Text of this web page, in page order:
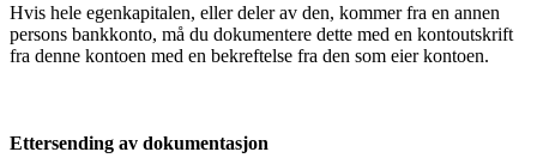
Hvis hele egenkapitalen, eller deler av den, kommer fra en annen
persons bankkonto, må du dokumentere dette med en kontoutskrift
fra denne kontoen med en bekreftelse fra den som eier kontoen.
Ettersending av dokumentasjon